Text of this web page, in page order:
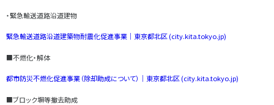
・緊急輸送道路沿道建物
緊急輸送道路沿道建築物耐震化促進事業｜東京都北区 (city.kita.tokyo.jp)
■不燃化・解体
都市防災不燃化促進事業（除却助成について）｜東京都北区 (city.kita.tokyo.jp)
■ブロック塀等撤去助成